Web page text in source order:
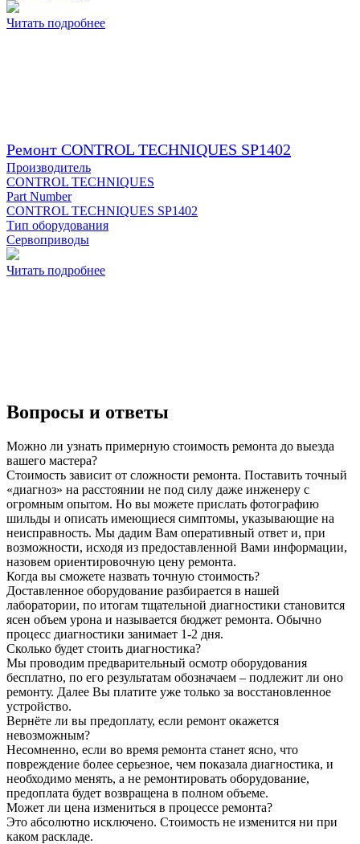
Читать подробнее
Ремонт CONTROL TECHNIQUES SP1402
Производитель
CONTROL TECHNIQUES
Part Number
CONTROL TECHNIQUES SP1402
Тип оборудования
Сервоприводы
Читать подробнее
Вопросы и ответы
Можно ли узнать примерную стоимость ремонта до выезда
вашего мастера?
Стоимость зависит от сложности ремонта. Поставить точный
«диагноз» на расстоянии не под силу даже инженеру с
огромным опытом. Но вы можете прислать фотографию
шильды и описать имеющиеся симптомы, указывающие на
неисправность. Мы дадим Вам оперативный ответ и, при
возможности, исходя из предоставленной Вами информации,
назовем ориентировочную цену ремонта.
Когда вы сможете назвать точную стоимость?
Доставленное оборудование разбирается в нашей
лаборатории, по итогам тщательной диагностики становится
ясен объем урона и называется бюджет ремонта. Обычно
процесс диагностики занимает 1-2 дня.
Сколько будет стоить диагностика?
Мы проводим предварительный осмотр оборудования
бесплатно, по его результатам обозначаем – подлежит ли оно
ремонту. Далее Вы платите уже только за восстановленное
устройство.
Вернёте ли вы предоплату, если ремонт окажется
невозможным?
Несомненно, если во время ремонта станет ясно, что
повреждение более серьезное, чем показала диагностика, и
необходимо менять, а не ремонтировать оборудование,
предоплата будет возвращена в полном объеме.
Может ли цена измениться в процессе ремонта?
Это абсолютно исключено. Стоимость не изменится ни при
каком раскладе.